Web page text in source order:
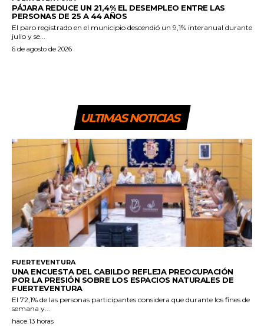
PÁJARA REDUCE UN 21,4% EL DESEMPLEO ENTRE LAS
PERSONAS DE 25 A 44 AÑOS
El paro registrado en el municipio descendió un 9,1% interanual durante
julio y se...
6 de agosto de 2026
ULTIMAS NOTICIAS
FUERTEVENTURA
UNA ENCUESTA DEL CABILDO REFLEJA PREOCUPACIÓN
POR LA PRESIÓN SOBRE LOS ESPACIOS NATURALES DE
FUERTEVENTURA
El 72,1% de las personas participantes considera que durante los fines de
semana y...
hace 13 horas